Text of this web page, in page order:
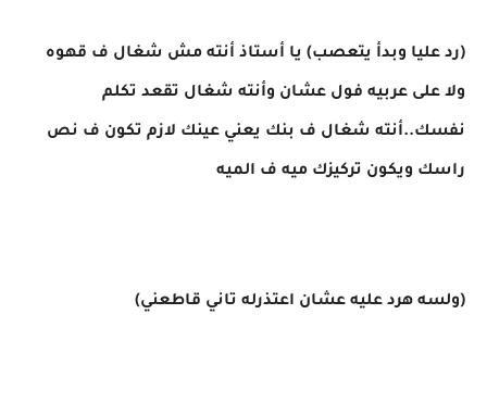
(رد عليا وبدأ يتعصب) يا أستاذ أنته مش شغال ف قهوه
ولا على عربيه فول عشان وأنته شغال تقعد تكلم
نفسك..أنته شغال ف بنك يعني عينك لازم تكون ف نص
راسك ويكون تركيزك ميه ف الميه
(ولسه هرد عليه عشان اعتذرله تاني قاطعني)